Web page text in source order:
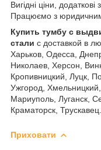
Вигідні ціни,
Працюємо з
Купить тумбу с
стали с доставкой в
Харьков, Одесса,
Николаев, Херсон,
Кропивницкий, Луцк,
Ужгород,
Мариуполь, Луганск,
Краматорск, Трускавец.
Приховати